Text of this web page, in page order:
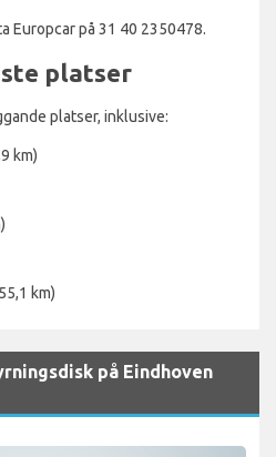
Europcar på 31 40 2350478.
platser
platser, inklusive:
km)
km)
på Eindhoven